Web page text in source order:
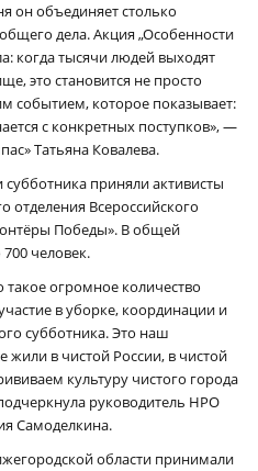
он объединяет столько
дела. Акция „Особенности
когда тысячи людей выходят
это становится не просто
событием, которое показывает:
с конкретных поступков», —
Татьяна Ковалева.
приняли активисты
отделения Всероссийского
Победы». В общей
человек.
такое огромное количество
в уборке, координации и
субботника. Это наш
жили в чистой России, в чистой
культуру чистого города
руководитель НРО
Самоделкина.
области принимали